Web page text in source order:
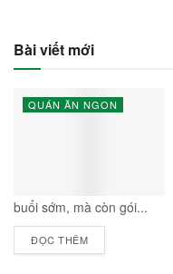
Bài viết mới
QUÁN ĂN NGON
buổi sớm, mà còn gói...
ĐỌC THÊM